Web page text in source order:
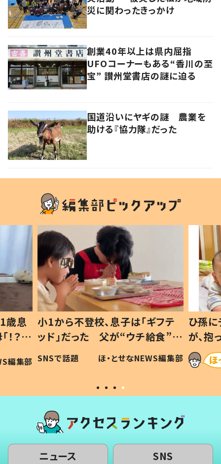
災に関わったきっかけ
創業40年以上は県内屈指
UFOコーナーもある“香川の至
宝” 讃州堂書店の謎に迫る
国道沿いにヤギの謎 農業を
助ける『協力隊』だった
歳息
？」
編集部
小1から不登校、息子は「ギフテ
ッド」だった 父が“ウチ給食”を
作り続ける理由とは #令和の親
#令和の子
SNSで話題 ほ・とせなNEWS編集部
ひ孫
が、
「涙が
い」
ニュース SNS